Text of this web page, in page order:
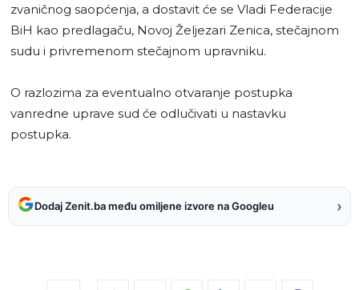
zvaničnog saopćenja, a dostavit će se Vladi Federacije
BiH kao predlagaču, Novoj Željezari Zenica, stečajnom
sudu i privremenom stečajnom upravniku.
O razlozima za eventualno otvaranje postupka
vanredne uprave sud će odlučivati u nastavku
postupka.
Dodaj Zenit.ba među omiljene izvore na Googleu ›